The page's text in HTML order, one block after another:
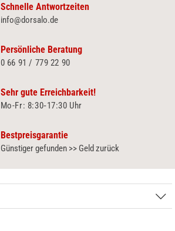
Schnelle Antwortzeiten
info@dorsalo.de
Persönliche Beratung
0 66 91 / 779 22 90
Sehr gute Erreichbarkeit!
Mo-Fr: 8:30‑17:30 Uhr
Bestpreisgarantie
Günstiger gefunden >> Geld zurück